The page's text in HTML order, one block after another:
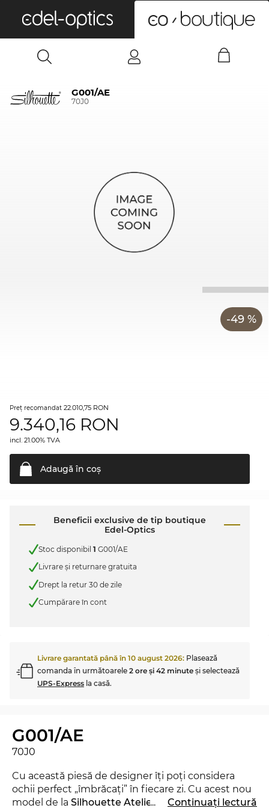
G001/AE
70J0
-49 %
Preţ recomandat 22.010,75 RON
9.340,16 RON
incl. 21.00% TVA
Adaugă în coş
Beneficii exclusive de tip boutique
Edel-Optics
Stoc disponibil 1 G001/AE
Livrare şi returnare gratuita
Drept la retur 30 de zile
Cumpărare în cont
Livrare garantată până în 10 august 2026: Plasează
comanda în următoarele 2 ore şi 42 minute şi selectează
UPS-Express la casă.
G001/AE
70J0
Cu această piesă de designer îţi poţi considera
ochii perfect „îmbrăcaţi” în fiecare zi. Cu acest nou
model de la Silhouette Atelier poţi demonstra că
... Continuați lectură